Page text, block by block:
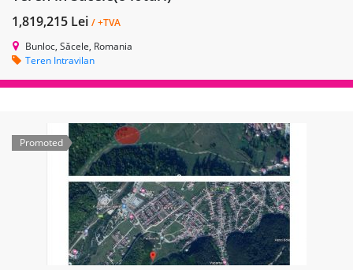
1,819,215 Lei / +TVA
Bunloc, Săcele, Romania
Teren Intravilan
Promoted